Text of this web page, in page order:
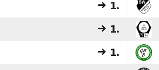
1.
1.
1.